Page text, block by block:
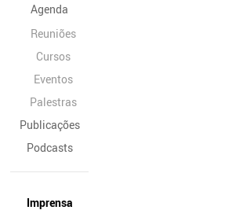
Agenda
Reuniões
Cursos
Eventos
Palestras
Publicações
Podcasts
Imprensa